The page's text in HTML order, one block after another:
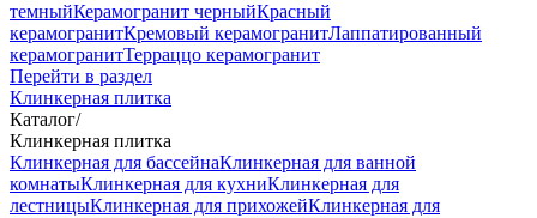
темныйКерамогранит черныйКрасный
керамогранитКремовый керамогранитЛаппатированный
керамогранитТерраццо керамогранит
Перейти в раздел
Клинкерная плитка
Каталог/
Клинкерная плитка
Клинкерная для бассейнаКлинкерная для ванной
комнатыКлинкерная для кухниКлинкерная для
лестницыКлинкерная для прихожейКлинкерная для